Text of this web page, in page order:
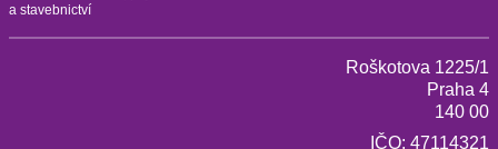
a stavebnictví
Roškotova 1225/1
Praha 4
140 00
IČO: 47114321